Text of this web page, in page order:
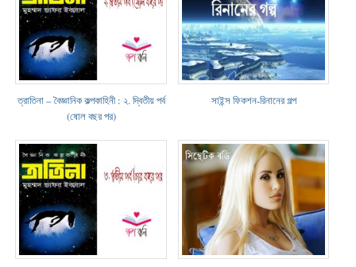
ত্রাতিনা – বৈজ্ঞানিক কল্পকাহিনী : ২. দ্বিতীয় পর্ব
(ষোল বছর পর)
সাইন্স ফিকশন-রিনানের গল্প